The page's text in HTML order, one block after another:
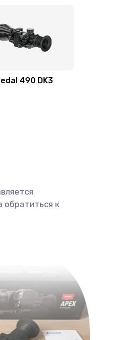
490 DK3
обратиться к